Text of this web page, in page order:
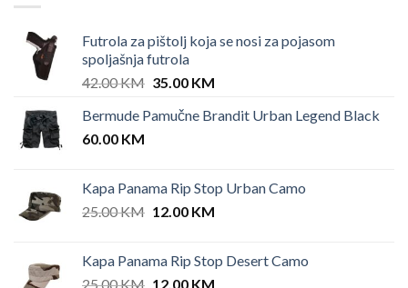
Futrola za pištolj koja se nosi za pojasom
spoljašnja futrola
42.00KM Original
was:
35.00 KMCurrent
is:
Bermude Pamučne Brandit Urban Legend Black
60.00 KM
Kapa Panama Rip Stop Urban Camo
25.00KM Original
25.00 KM.
12.00 KMCurrent
12.00 KM.
Kapa Panama Rip Stop Desert Camo
25.00KM Original
12.00 KMCurrent